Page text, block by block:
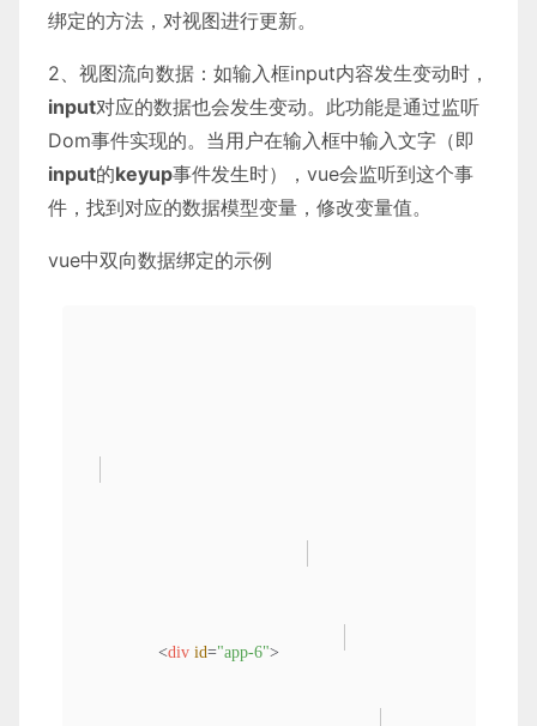
绑定的方法，对视图进行更新。
2、视图流向数据：如输入框input内容发生变动时，
input对应的数据也会发生变动。此功能是通过监听
Dom事件实现的。当用户在输入框中输入文字（即
input的keyup事件发生时），vue会监听到这个事
件，找到对应的数据模型变量，修改变量值。
vue中双向数据绑定的示例
<div id="app-6">